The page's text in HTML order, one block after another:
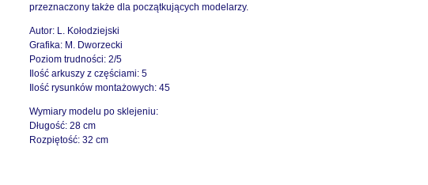
przeznaczony także dla początkujących modelarzy.
Autor: L. Kołodziejski
Grafika: M. Dworzecki
Poziom trudności: 2/5
Ilość arkuszy z częściami: 5
Ilość rysunków montażowych: 45
Wymiary modelu po sklejeniu:
Długość: 28 cm
Rozpiętość: 32 cm